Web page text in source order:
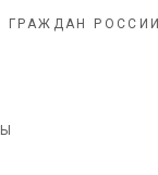
ГРАЖДАН РОССИИ